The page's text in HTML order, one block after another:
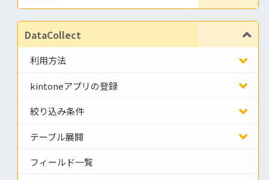
DataCollect
利用方法
kintoneアプリの登録
絞り込み条件
テーブル展開
フィールド一覧